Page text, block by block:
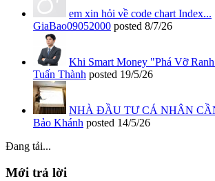
em xin hỏi về code chart Index...
GiaBao09052000 posted 8/7/26
Khi Smart Money "Phá Vỡ
Tuấn Thành posted 19/5/26
NHÀ ĐẦU TƯ CÁ NHÂN
Bảo Khánh posted 14/5/26
Đang tải...
Mới trả lời